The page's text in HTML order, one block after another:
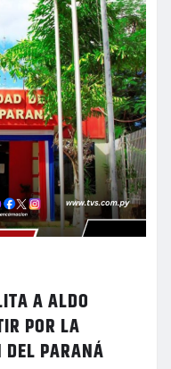
A ALDO
POR LA
DEL PARANÁ